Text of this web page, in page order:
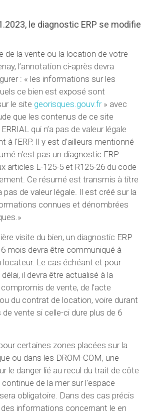
le diagnostic ERP se modifie
de la vente ou la location de votre
l’annotation ci-après devra
: « les informations sur les
ce bien est exposé sont
le site georisques.gouv.fr» avec
que les contenus de ce site
qui n’a pas de valeur légale
à l'ERP. Il y est d’ailleurs mentionné
n'est pas un diagnostic ERP
articles L-125-5 et R125-26 du code
Ce résumé est transmis à titre
de valeur légale. Il est créé sur la
connues et dénombrées
visite du bien, un diagnostic ERP
mois devra être communiqué à
locateur. Le cas échéant et pour
il devra être actualisé à la
de vente, de l’acte
du contrat de location, voire durant
vente si celle-ci dure plus de 6
certaines zones placées sur la
ou dans les DROM-COM, une
le danger lié au recul du trait de côte
de la mer sur l'espace
obligatoire. Dans des cas précis
informations concernant le en